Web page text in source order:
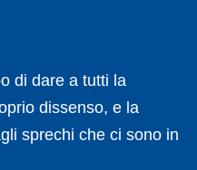
di dare a tutti la
dissenso, e la
sprechi che ci sono in